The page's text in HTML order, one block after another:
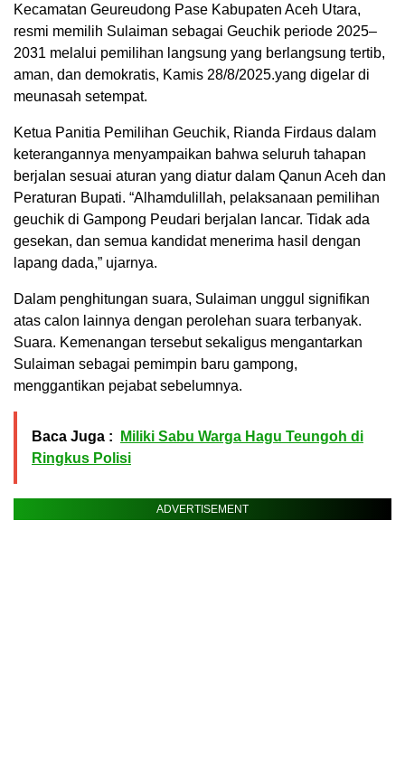
Kecamatan Geureudong Pase Kabupaten Aceh Utara,
resmi memilih Sulaiman sebagai Geuchik periode 2025–
2031 melalui pemilihan langsung yang berlangsung tertib,
aman, dan demokratis, Kamis 28/8/2025.yang digelar di
meunasah setempat.
Ketua Panitia Pemilihan Geuchik, Rianda Firdaus dalam
keterangannya menyampaikan bahwa seluruh tahapan
berjalan sesuai aturan yang diatur dalam Qanun Aceh dan
Peraturan Bupati. “Alhamdulillah, pelaksanaan pemilihan
geuchik di Gampong Peudari berjalan lancar. Tidak ada
gesekan, dan semua kandidat menerima hasil dengan
lapang dada,” ujarnya.
Dalam penghitungan suara, Sulaiman unggul signifikan
atas calon lainnya dengan perolehan suara terbanyak.
Suara. Kemenangan tersebut sekaligus mengantarkan
Sulaiman sebagai pemimpin baru gampong,
menggantikan pejabat sebelumnya.
Baca Juga :
Miliki Sabu Warga Hagu Teungoh di
Ringkus Polisi
ADVERTISEMENT